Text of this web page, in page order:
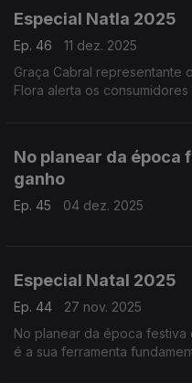
Especial Natla 2025
Ep. 46
11 dez. 2025
Graça Cabral representante
Flora alerta os
No planear da época
ganho
Ep. 45 04 dez. 2025
Especial Natal 2025
Ep. 44
27 nov. 2025
No planear da época
é a sua ferramenta